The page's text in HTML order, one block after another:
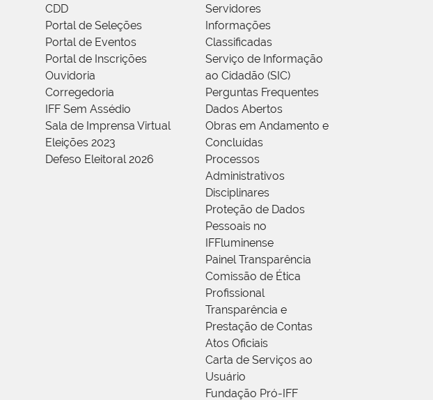
CDD
Portal de Seleções
Portal de Eventos
Portal de Inscrições
Ouvidoria
Corregedoria
IFF Sem Assédio
Sala de Imprensa Virtual
Eleições 2023
Defeso Eleitoral 2026
Servidores
Informações
Classificadas
Serviço de Informação
ao Cidadão (SIC)
Perguntas Frequentes
Dados Abertos
Obras em Andamento e
Concluídas
Processos
Administrativos
Disciplinares
Proteção de Dados
Pessoais no
IFFluminense
Painel Transparência
Comissão de Ética
Profissional
Transparência e
Prestação de Contas
Atos Oficiais
Carta de Serviços ao
Usuário
Fundação Pró-IFF